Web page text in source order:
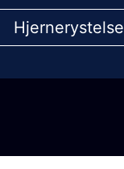
Hjernerystelse